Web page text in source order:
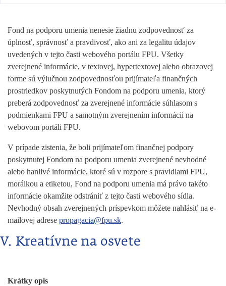
Fond na podporu umenia nenesie žiadnu zodpovednosť za
úplnosť, správnosť a pravdivosť, ako ani za legalitu údajov
uvedených v tejto časti webového portálu FPU. Všetky
zverejnené informácie, v textovej, hypertextovej alebo obrazovej
forme sú výlučnou zodpovednosťou prijímateľa finančných
prostriedkov poskytnutých Fondom na podporu umenia, ktorý
preberá zodpovednosť za zverejnené informácie súhlasom s
podmienkami FPU a samotným zverejnením informácií na
webovom portáli FPU.
V prípade zistenia, že boli prijímateľom finančnej podpory
poskytnutej Fondom na podporu umenia zverejnené nevhodné
alebo hanlivé informácie, ktoré sú v rozpore s pravidlami FPU,
morálkou a etiketou, Fond na podporu umenia má právo takéto
informácie okamžite odstrániť z tejto časti webového sídla.
Nevhodný obsah zverejnených príspevkom môžete nahlásiť na e-
mailovej adrese propagacia@fpu.sk.
V. Kreatívne na osvete
Krátky opis